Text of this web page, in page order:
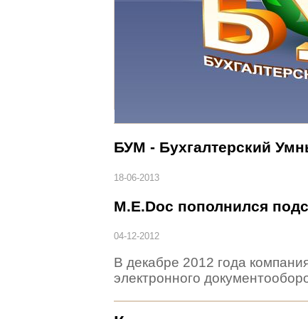
БУМ - Бухгалтерский
18-06-2013
M.E.Doc пополнился
04-12-2012
В декабре 2012 года
электронного